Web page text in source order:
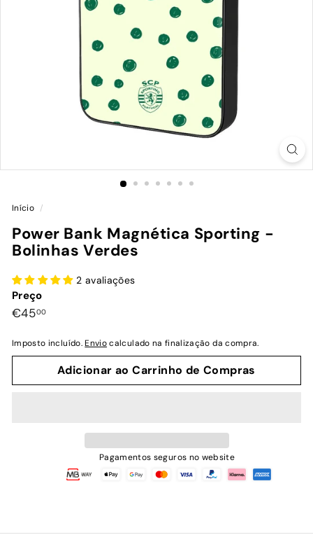
Início /
Power Bank Magnética Sporting -
Bolinhas Verdes
2 avaliações
Preço
Preço
€4500€45,00
Imposto incluído.Enviocalculado na finalização da compra.
Adicionar ao Carrinho de Compras
Pagamentos seguros no website